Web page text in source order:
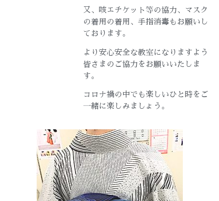
又、咳エチケット等の協力、マスク
の着用の着用、手指消毒もお願いし
ております。
より安心安全な教室になりますよう
皆さまのご協力をお願いいたしま
す。
コロナ禍の中でも楽しいひと時をご
一緒に楽しみましょう。